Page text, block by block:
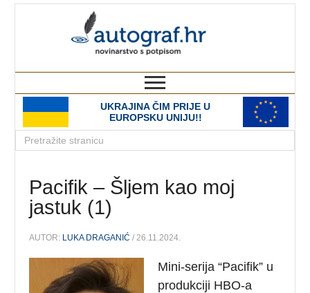
UKRAJINA ČIM PRIJE U
EUROPSKU UNIJU!!
Pacifik – Šljem kao moj
jastuk (1)
AUTOR: LUKA DRAGANIĆ / 26.11.2024.
Mini-serija “Pacifik” u
produkciji HBO-a